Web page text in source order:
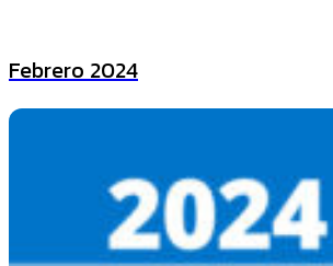
Febrero 2024